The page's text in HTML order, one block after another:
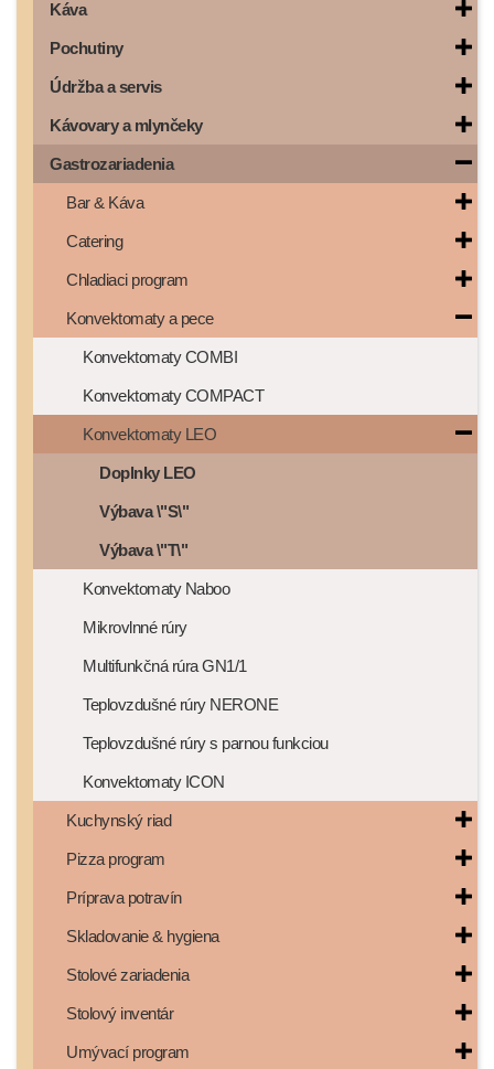
Káva
Pochutiny
Údržba a servis
Kávovary a mlynčeky
Gastrozariadenia
Bar & Káva
Catering
Chladiaci program
Konvektomaty a pece
Konvektomaty COMBI
Konvektomaty COMPACT
Konvektomaty LEO
Doplnky LEO
Výbava \"S\"
Výbava \"T\"
Konvektomaty Naboo
Mikrovlnné rúry
Multifunkčná rúra GN1/1
Teplovzdušné rúry NERONE
Teplovzdušné rúry s parnou funkciou
Konvektomaty ICON
Kuchynský riad
Pizza program
Príprava potravín
Skladovanie & hygiena
Stolové zariadenia
Stolový inventár
Umývací program